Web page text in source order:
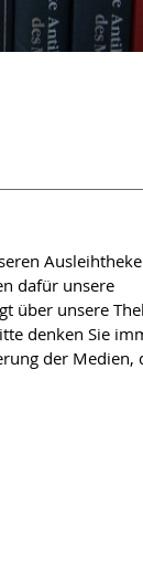
dafür unsere
über unsere
denken Sie
der Medien,